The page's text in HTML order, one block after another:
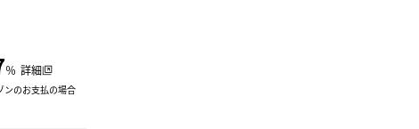
％ 詳細
ンのお支払の場合